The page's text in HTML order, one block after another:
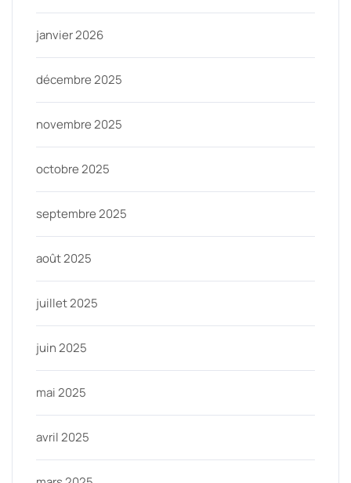
janvier 2026
décembre 2025
novembre 2025
octobre 2025
septembre 2025
août 2025
juillet 2025
juin 2025
mai 2025
avril 2025